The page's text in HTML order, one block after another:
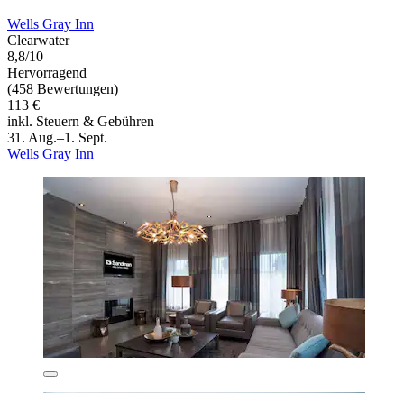
Wells Gray Inn
Clearwater
8,8/10
Hervorragend
(458 Bewertungen)
113 €
inkl. Steuern & Gebühren
31. Aug.–1. Sept.
Wells Gray Inn